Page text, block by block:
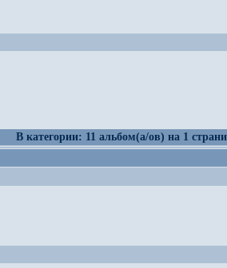
В категории: 11 альбом(а/ов) на 1